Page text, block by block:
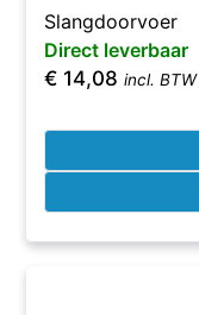
Slangdoorvoer
Direct leverbaar
€ 14,08 incl. BTW